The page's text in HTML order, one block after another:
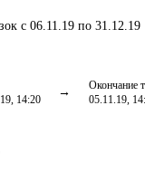
с 06.11.19 по 31.12.19
14:20
Окончание
05.11.19,